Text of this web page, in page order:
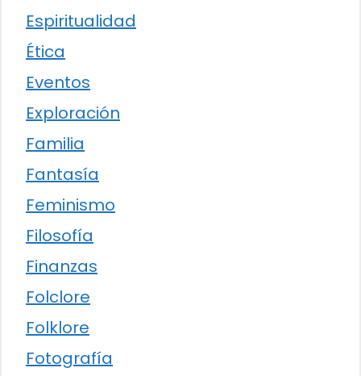
Espiritualidad
Ética
Eventos
Exploración
Familia
Fantasía
Feminismo
Filosofía
Finanzas
Folclore
Folklore
Fotografía